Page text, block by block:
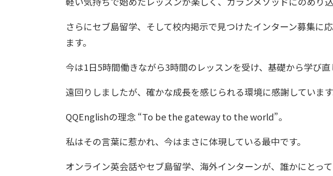
さらにセブ島留学、そして校内掲示で見つけたインターン募集に
ます。
今は1日5時間働きながら3時間のレッスンを受け、基礎から学び直
遠回りしましたが、確かな成長を感じられる環境に感謝しています
QQEnglishの理念 “To be the gateway to the world”。
私はその言葉に惹かれ、今はまさに体現している最中です。
オンライン英会話やセブ島留学、海外インターンが、誰かにとっ